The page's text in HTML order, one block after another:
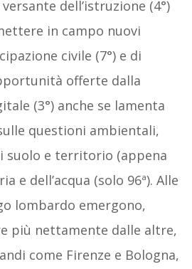
dell’istruzione (4°)
in campo nuovi
civile (7°) e di
offerte dalla
(3°) anche se lamenta
questioni ambientali,
suolo e territorio (appena
e dell’acqua (solo 96ª). Alle
lombardo emergono,
più nettamente dalle altre,
come Firenze e Bologna,